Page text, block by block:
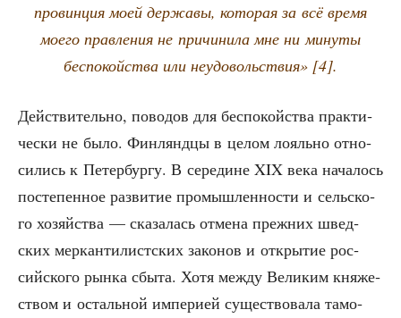
про­вин­ция моей дер­жа­вы, кото­рая за всё вре­мя
мое­го прав­ле­ния не при­чи­ни­ла мне ни мину­ты
бес­по­кой­ства или неудо­воль­ствия» [4].
Дей­стви­тель­но, пово­дов для бес­по­кой­ства прак­ти­
че­ски не было. Фин­лянд­цы в целом лояль­но отно­
си­лись к Петер­бур­гу. В сере­дине XIX века нача­лось
посте­пен­ное раз­ви­тие про­мыш­лен­но­сти и сель­ско­
го хозяй­ства — ска­за­лась отме­на преж­них швед­
ских мер­кан­ти­лист­ских зако­нов и откры­тие рос­
сий­ско­го рын­ка сбы­та. Хотя меж­ду Вели­ким кня­же­
ством и осталь­ной импе­ри­ей суще­ство­ва­ла тамо­